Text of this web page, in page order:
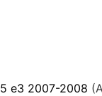
e3 2007-2008